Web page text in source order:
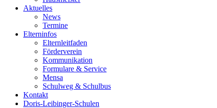
Aktuelles
News
Termine
Elterninfos
Elternleitfaden
Förderverein
Kommunikation
Formulare & Service
Mensa
Schulweg & Schulbus
Kontakt
Doris-Leibinger-Schulen